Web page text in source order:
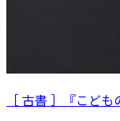
［ 古書 ］『こど